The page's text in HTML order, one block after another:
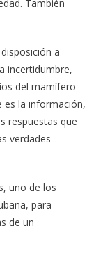
También
a
incertidumbre,
del mamífero
es la información,
respuestas que
verdades
uno de los
para
de un